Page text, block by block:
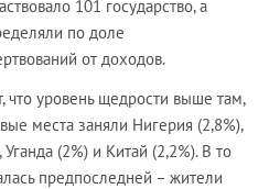
101 государство, а
по доле
от доходов.
что уровень щедрости выше там,
места заняли Нигерия (2,8%),
Уганда (2%) и Китай (2,2%). В то
предпоследней – жители